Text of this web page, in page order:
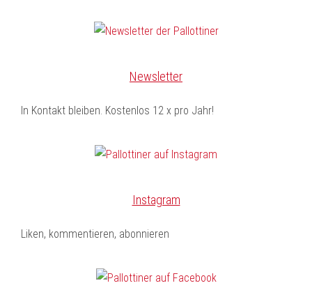
Newsletter
In Kontakt bleiben. Kostenlos 12 x pro Jahr!
Instagram
Liken, kommentieren, abonnieren